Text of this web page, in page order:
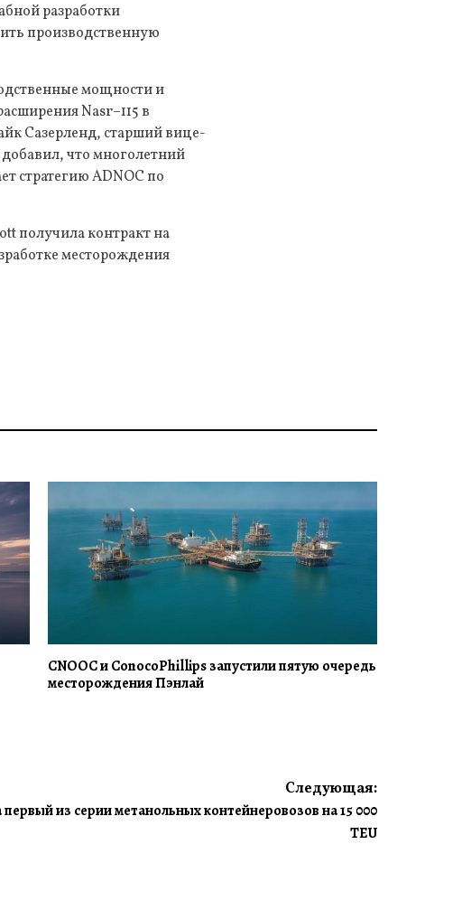
разработки
производственную
мощности и
Nasr–115 в
Сазерленд, старший вице-
что многолетний
стратегию ADNOC по
получила контракт на
месторождения
CNOOC и ConocoPhillips запустили пятую очередь
месторождения Пэнлай
Следующая:
первый из серии метанольных контейнеровозов на 15 000
TEU